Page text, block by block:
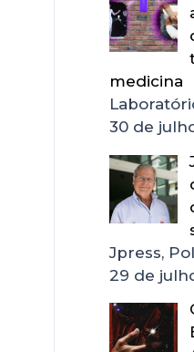
medicina
30 de
Jpress,
29 de